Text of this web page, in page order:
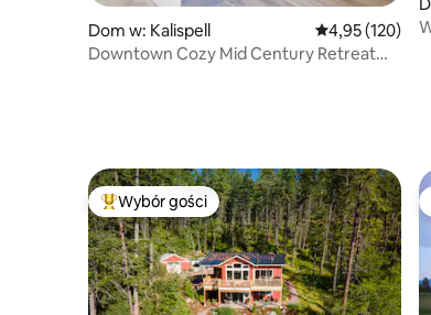
Dom w: Kalispell Średnia ocena:
4,95 (120)
Downtown Cozy Mid Century Retreat
Najpopularniejsze z kategorii Wybór gości
Wybór gości